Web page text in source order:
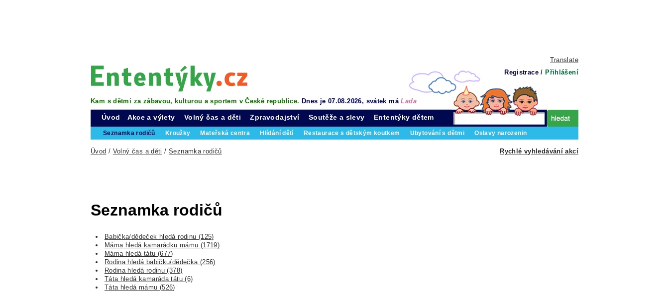
Translate
Registrace / Přihlášení
Kam s dětmi za zábavou, kulturou a sportem v České republice. Dnes je 07.08.2026, svátek máLada
Úvod Akce a výlety Volný čas a děti
Seznamka rodičů Kroužky Mateřská centra Hlídání dětí Restaurace s dětským koutkem Ubytování s dětmi Oslavy narozenin
Zpravodajství Soutěže a slevy Ententýky dětem
Rychlé vyhledávání akcí
Úvod / Volný čas a děti /Seznamka rodičů
Seznamka rodičů
Babička/dědeček hledá rodinu (125)
Máma hledá kamarádku mámu (1719)
Máma hledá tátu (677)
Rodina hledá babičku/dědečka (256)
Rodina hledá rodinu (378)
Táta hledá kamaráda tátu (6)
Táta hledá mámu (526)